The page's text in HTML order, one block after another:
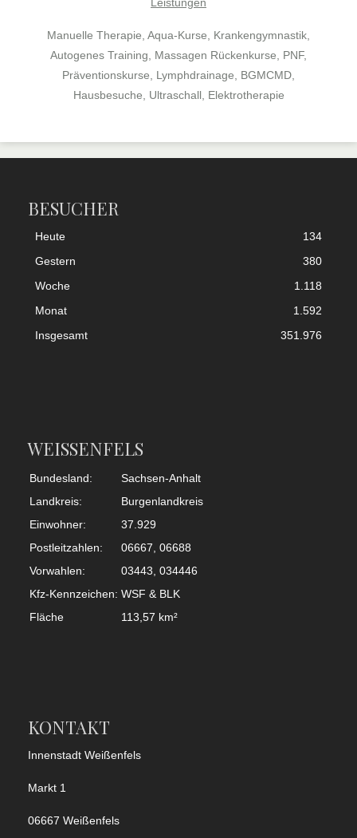
Manuelle Therapie, Aqua-Kurse, Krankengymnastik,
Autogenes Training, Massagen Rückenkurse, PNF,
Präventionskurse, Lymphdrainage, BGMCMD,
Hausbesuche, Ultraschall, Elektrotherapie
BESUCHER
Heute
134
Gestern
380
Woche
1.118
Monat
1.592
Insgesamt
351.976
WEISSENFELS
Bundesland:
Sachsen-Anhalt
Landkreis:
Burgenlandkreis
Einwohner:
37.929
Postleitzahlen:
06667, 06688
Vorwahlen:
03443, 034446
Kfz-Kennzeichen: WSF & BLK
Fläche
113,57 km²
KONTAKT
Innenstadt Weißenfels
Markt 1
06667 Weißenfels